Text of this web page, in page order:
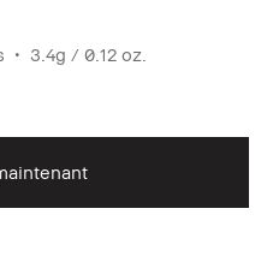
3.4g / 0.12 oz.